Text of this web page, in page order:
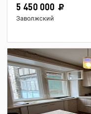
5 450 000
Заволжский